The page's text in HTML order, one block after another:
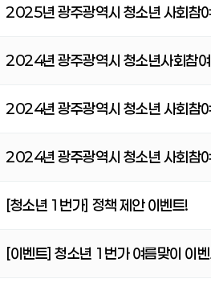
2025년 광주광역시 청소년 사회참
2024년 광주광역시 청소년사회참
2024년 광주광역시 청소년 사회참
2024년 광주광역시 청소년 사회참
[청소년 1번가] 정책 제안 이벤트!
[이벤트] 청소년 1번가 여름맞이 이